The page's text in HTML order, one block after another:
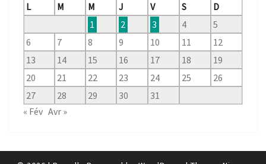
L
M M J V S
D
1
2 3 4
5
6
7 8 9 10 11
12
13
14 15 16 17 18
19
20
21 22 23 24 25
26
27
28 29 30
31
« Fév Avr »